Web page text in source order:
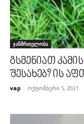
ჯანმრთელობა
გსმენიათ
შესახებ? ის
vap - ოქტომბერი 5, 2021